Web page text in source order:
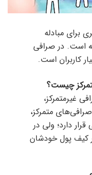
برای مبادله
است. در صرافی
کاربران است.
چیست؟
غیرمتمرکز،
متمرکز،
دارد؛ ولی در
کیف پول خودشان